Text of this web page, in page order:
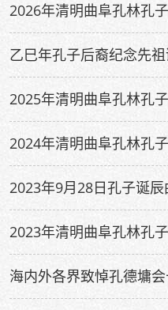
2026年清明曲阜孔林孔
乙巳年孔子后裔纪念先
2025年清明曲阜孔林孔
2024年清明曲阜孔林孔
2023年9月28日孔子诞
2023年清明曲阜孔林孔
海内外各界致悼孔德墉